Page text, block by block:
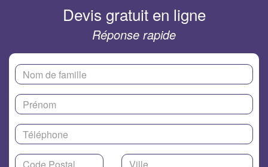
Devis gratuit en ligne
Réponse rapide